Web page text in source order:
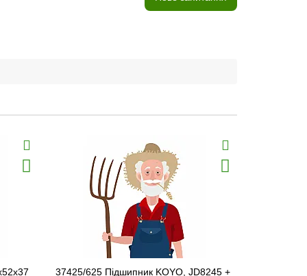
37425/625 Підшипник KOYO, JD8245 +